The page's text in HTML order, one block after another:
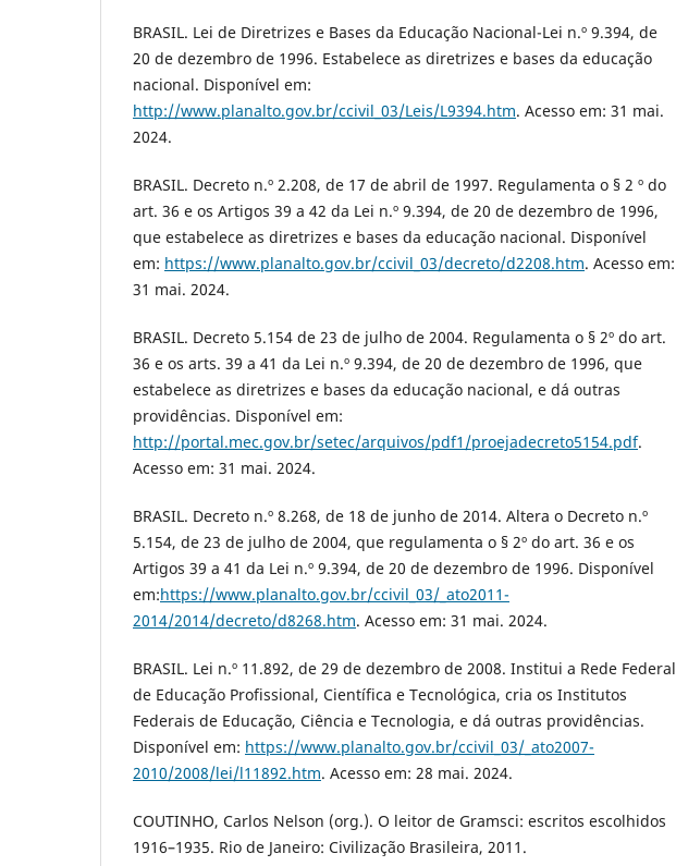
BRASIL. Lei de Diretrizes e Bases da Educação Nacional-Lei n.º 9.394, de
20 de dezembro de 1996. Estabelece as diretrizes e bases da educação
nacional. Disponível em:
http://www.planalto.gov.br/ccivil_03/Leis/L9394.htm. Acesso em: 31 mai.
2024.
BRASIL. Decreto n.º 2.208, de 17 de abril de 1997. Regulamenta o § 2 º do
art. 36 e os Artigos 39 a 42 da Lei n.º 9.394, de 20 de dezembro de 1996,
que estabelece as diretrizes e bases da educação nacional. Disponível
em: https://www.planalto.gov.br/ccivil_03/decreto/d2208.htm. Acesso em:
31 mai. 2024.
BRASIL. Decreto 5.154 de 23 de julho de 2004. Regulamenta o § 2º do art.
36 e os arts. 39 a 41 da Lei n.º 9.394, de 20 de dezembro de 1996, que
estabelece as diretrizes e bases da educação nacional, e dá outras
providências. Disponível em:
http://portal.mec.gov.br/setec/arquivos/pdf1/proejadecreto5154.pdf.
Acesso em: 31 mai. 2024.
BRASIL. Decreto n.º 8.268, de 18 de junho de 2014. Altera o Decreto n.º
5.154, de 23 de julho de 2004, que regulamenta o § 2º do art. 36 e os
Artigos 39 a 41 da Lei n.º 9.394, de 20 de dezembro de 1996. Disponível
em:https://www.planalto.gov.br/ccivil_03/_ato2011-
2014/2014/decreto/d8268.htm. Acesso em: 31 mai. 2024.
BRASIL. Lei n.º 11.892, de 29 de dezembro de 2008. Institui a Rede Federal
de Educação Profissional, Científica e Tecnológica, cria os Institutos
Federais de Educação, Ciência e Tecnologia, e dá outras providências.
Disponível em: https://www.planalto.gov.br/ccivil_03/_ato2007-
2010/2008/lei/l11892.htm. Acesso em: 28 mai. 2024.
COUTINHO, Carlos Nelson (org.). O leitor de Gramsci: escritos escolhidos
1916–1935. Rio de Janeiro: Civilização Brasileira, 2011.